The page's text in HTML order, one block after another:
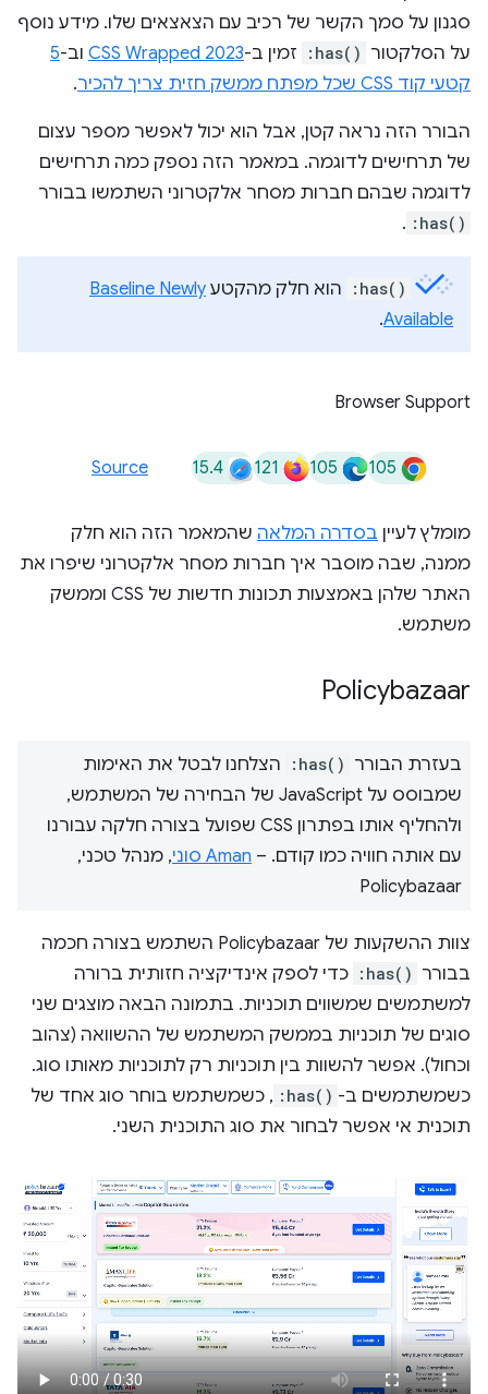
סגנון על סמך הקשר של רכיב עם הצאצאים שלו. מידע נוסף
על הסלקטור :has() זמין ב-CSS Wrapped 2023 וב-5
קטעי קוד CSS שכל מפתח ממשק חזית צריך להכיר
.
הבורר הזה נראה קטן, אבל הוא יכול לאפשר מספר עצום
של תרחישים לדוגמה. במאמר הזה נספק כמה תרחישים
לדוגמה שבהם חברות מסחר אלקטרוני השתמשו בבורר
:has()
.
:has() הוא חלק מהקטע Baseline Newly
Available
.
Browser Support
105
105
121
15.4
Source
מומלץ לעיין בסדרה המלאה שהמאמר הזה הוא חלק
ממנה, שבה מוסבר איך חברות מסחר אלקטרוני שיפרו את
האתר שלהן באמצעות תכונות חדשות של CSS וממשק
משתמש.
Policybazaar
בעזרת הבורר :has()
הצלחנו לבטל את האימות
שמבוסס על JavaScript של הבחירה של המשתמש,
ולהחליף אותו בפתרון CSS שפועל בצורה חלקה עבורנו
עם אותה חוויה כמו קודם. – Aman סוני
, מנהל טכני,
Policybazaar
צוות ההשקעות של Policybazaar השתמש בצורה חכמה
בבורר :has() כדי לספק אינדיקציה חזותית ברורה
למשתמשים שמשווים תוכניות. בתמונה הבאה מוצגים שני
סוגים של תוכניות בממשק המשתמש של ההשוואה (צהוב
וכחול). אפשר להשוות בין תוכניות רק לתוכניות מאותו סוג.
כשמשתמשים ב- :has() , כשמשתמש בוחר סוג אחד של
תוכנית אי אפשר לבחור את סוג התוכנית השני.